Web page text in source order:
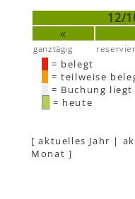
12/
«
ganztägig
= belegt
= teilweise
= Buchung
= heute
[aktuelles Jahr |
Monat ]